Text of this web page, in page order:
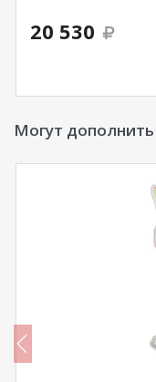
20 530
Могут дополнить